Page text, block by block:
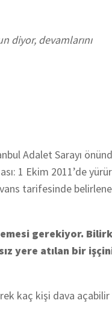
diyor, devamlarını
Adalet Sarayı
1 Ekim 2011’de
tarifesinde
gerekiyor.
yere atılan bir
kaç kişi dava açabilir